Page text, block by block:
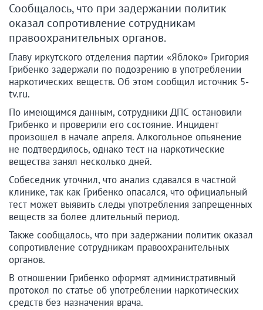
Сообщалось, что при задержании политик
оказал сопротивление сотрудникам
правоохранительных органов.
Главу иркутского отделения партии «Яблоко» Григория
Грибенко задержали по подозрению в употреблении
наркотических веществ. Об этом сообщил источник 5-
tv.ru.
По имеющимся данным, сотрудники ДПС остановили
Грибенко и проверили его состояние. Инцидент
произошел в начале апреля. Алкогольное опьянение
не подтвердилось, однако тест на наркотические
вещества занял несколько дней.
Собеседник уточнил, что анализ сдавался в частной
клинике, так как Грибенко опасался, что официальный
тест может выявить следы употребления запрещенных
веществ за более длительный период.
Также сообщалось, что при задержании политик оказал
сопротивление сотрудникам правоохранительных
органов.
В отношении Грибенко оформят административный
протокол по статье об употреблении наркотических
средств без назначения врача.